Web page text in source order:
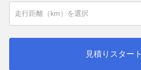
見積りスタート